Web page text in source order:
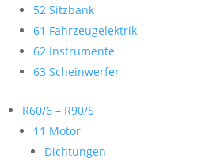
52 Sitzbank
61 Fahrzeugelektrik
62 Instrumente
63 Scheinwerfer
R60/6 – R90/S
11 Motor
Dichtungen